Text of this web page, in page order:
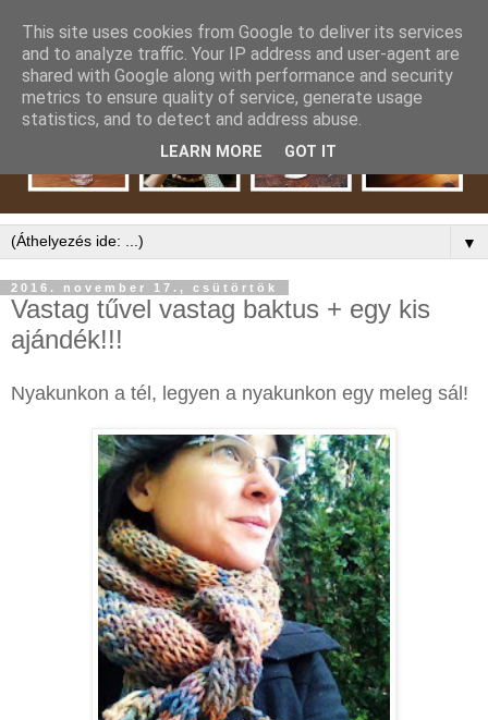
▼
2016. november 17., csütörtök
Vastag tűvel vastag baktus + egy kis
ajándék!!!
Nyakunkon a tél, legyen a nyakunkon egy meleg sál!
This site uses cookies from Google to deliver its services
and to analyze traffic. Your IP address and user-agent are
shared with Google along with performance and security
metrics to ensure quality of service, generate usage
statistics, and to detect and address abuse.
LEARN MORE GOT IT